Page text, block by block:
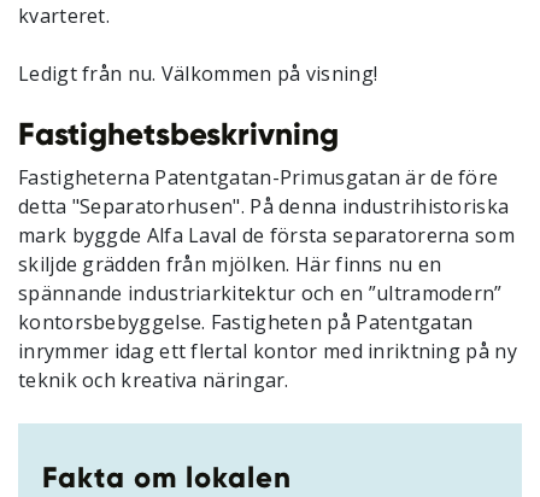
kvarteret.
Ledigt från nu. Välkommen på visning!
Fastighetsbeskrivning
Fastigheterna Patentgatan-Primusgatan är de före
detta "Separatorhusen". På denna industrihistoriska
mark byggde Alfa Laval de första separatorerna som
skiljde grädden från mjölken. Här finns nu en
spännande industriarkitektur och en ”ultramodern”
kontorsbebyggelse. Fastigheten på Patentgatan
inrymmer idag ett flertal kontor med inriktning på ny
teknik och kreativa näringar.
Fakta om lokalen